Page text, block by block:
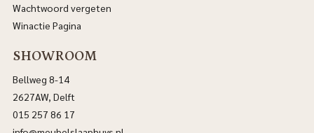
Wachtwoord vergeten
Winactie Pagina
SHOWROOM
Bellweg 8-14
2627AW, Delft
015 257 86 17